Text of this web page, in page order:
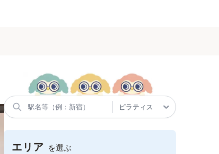
エリア を選ぶ